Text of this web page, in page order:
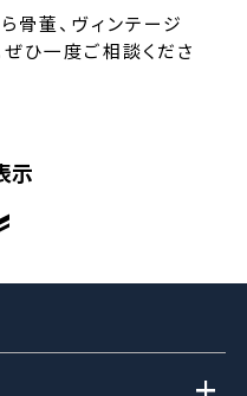
骨董、ヴィンテージ
ぜひ一度ご相談くださ
示